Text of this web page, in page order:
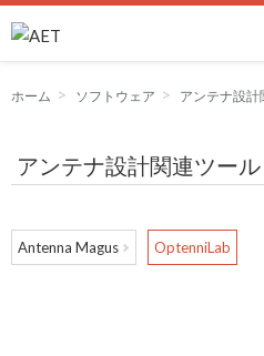
ホーム ソフトウェア アンテナ設計
アンテナ設計関連ツール
Antenna Magus OptenniLab